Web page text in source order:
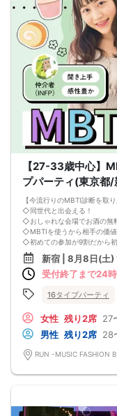
【27-33歳中心】
プパーティ(東京都/
【今流行りのMBTI診断を取
◇同世代と出会える！
◇おしゃれな会場でお酒の無
◇MBTIを使うから相手の価値
◇初めての参加が9割だから初
◇平均参加人数50名！
【注意事項】
■当日の持ち物
■留意事項
等）によりイベント中止にな
交通費等の補償は致しかねま
・当日は時間に余裕をもって
【その他】
男女5対5
■飲食
新宿 | 8月8日(土
受付終了まで24
16タイプパーティ
女性 残り2席 27
男性 残り2席 28